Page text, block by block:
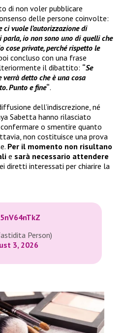
di non voler pubblicare
delle persone coinvolte:
vuole l’autorizzazione di
parla, io non sono uno di quelli che
cose private, perché rispetto le
concluso con una frase
il dibattito: “Se
detto che è una cosa
Punto e fine“.
dell’indiscrezione, né
Sabetta hanno rilasciato
o smentire quanto
non costituisce una prova
Per il momento non risultano
e sarà necessario attendere
diretti interessati per chiarire la
Person)
3, 2026